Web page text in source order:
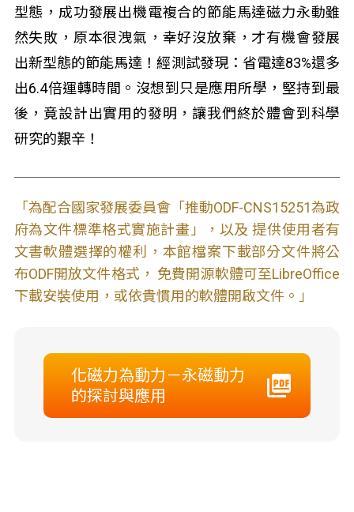
型態，成功發展出機電複合的節能馬達磁力永動雖
然失敗，原本很洩氣，幸好沒放棄，才有機會發展
出新型態的節能馬達！經測試發現：省電達83%還多
出6.4倍運轉時間。沒想到只是應用所學，堅持到最
後，竟設計出實用的發明，讓我們終於體會到科學
研究的艱辛！
「為配合國家發展委員會「推動ODF-CNS15251為政
府為文件標準格式實施計畫」，以及 提供使用者有
文書軟體選擇的權利，本館檔案下載部分文件將公
布ODF開放文件格式， 免費開源軟體可至LibreOffice
下載安裝使用，或依貴慣用的軟體開啟文件。」
化磁力為動力－永磁動力
的探討與應用